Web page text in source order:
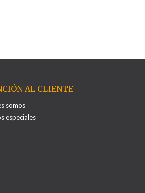
AL CLIENTE
somos
especiales